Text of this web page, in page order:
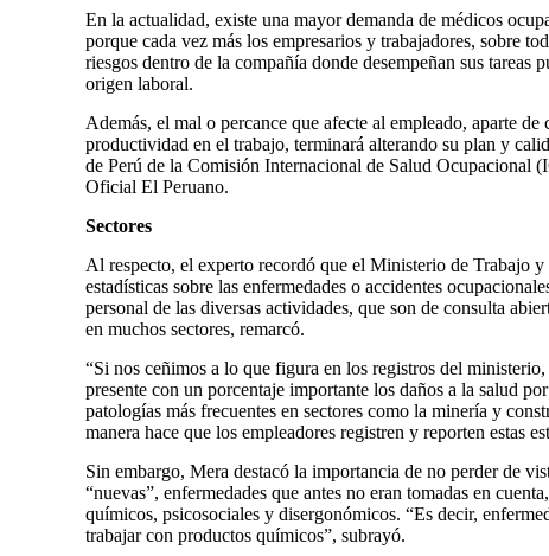
En la actualidad, existe una mayor demanda de médicos
porque cada vez más los empresarios y trabajadores, sobre
riesgos dentro de la compañía donde desempeñan sus tareas
origen laboral.
Además, el mal o percance que afecte al empleado, aparte
productividad en el trabajo, terminará alterando su plan y
de Perú de la Comisión Internacional de Salud
Oficial El Peruano.
Sectores
Al respecto, el experto recordó que el Ministerio de Trabajo
estadísticas sobre las enfermedades o accidentes
personal de las diversas actividades, que son de consulta
en muchos sectores, remarcó.
“Si nos ceñimos a lo que figura en los registros del
presente con un porcentaje importante los daños a la salud
patologías más frecuentes en sectores como la minería y
manera hace que los empleadores registren y reporten estas
Sin embargo, Mera destacó la importancia de no perder de
“nuevas”, enfermedades que antes no eran tomadas en
químicos, psicosociales y disergonómicos. “Es decir,
trabajar con productos químicos”, subrayó.